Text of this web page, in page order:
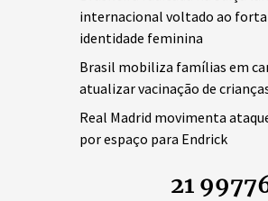
internacional voltado ao
identidade feminina
Brasil mobiliza famílias em
atualizar vacinação de
Real Madrid movimenta
por espaço para Endrick
21